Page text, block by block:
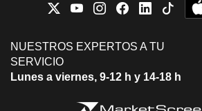
NUESTROS EXPERTOS A TU
SERVICIO
Lunes a viernes, 9-12 h y 14-18 h